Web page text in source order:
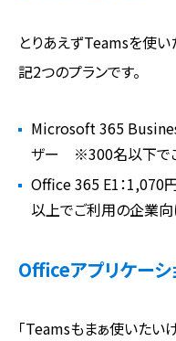
とりあえずTeamsを使
記2つのプランです。
Microsoft 365
ザー ※300名以下で
Office 365 E1：
以上でご利用の企業
Officeアプリケー
「Teamsもまぁ使いたい